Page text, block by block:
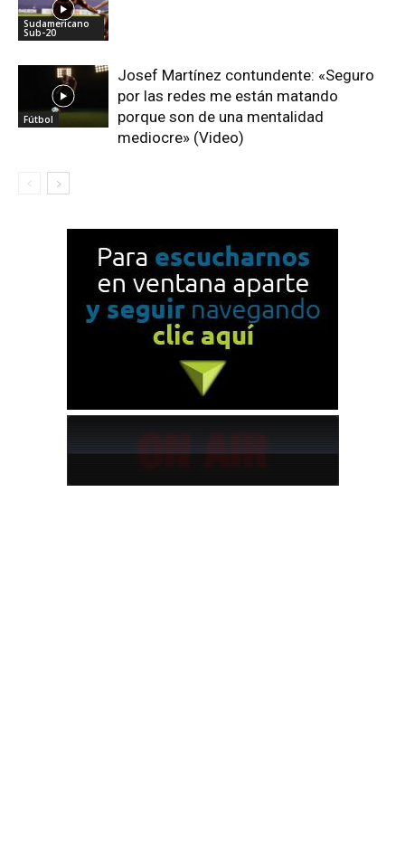
Sudamericano
Sub-20
Fútbol
Josef Martínez contundente: «Seguro
por las redes me están matando
porque son de una mentalidad
mediocre» (Video)